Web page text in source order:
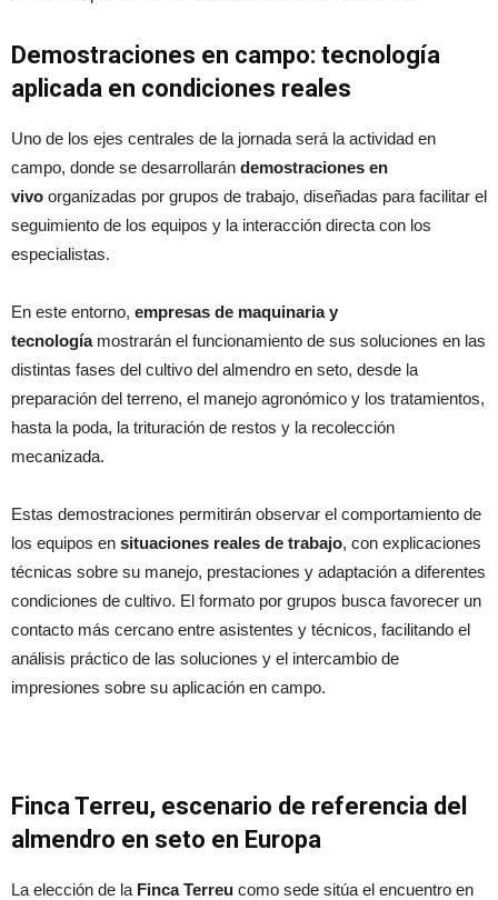
Demostraciones en campo: tecnología
aplicada en condiciones reales
Uno de los ejes centrales de la jornada será la actividad en
campo, donde se desarrollarán demostraciones en
vivo organizadas por grupos de trabajo, diseñadas para facilitar el
seguimiento de los equipos y la interacción directa con los
especialistas.
En este entorno, empresas de maquinaria y
tecnologíamostrarán el funcionamiento de sus soluciones en las
distintas fases del cultivo del almendro en seto, desde la
preparación del terreno, el manejo agronómico y los tratamientos,
hasta la poda, la trituración de restos y la recolección
mecanizada.
Estas demostraciones permitirán observar el comportamiento de
los equipos en situaciones reales de trabajo, con explicaciones
técnicas sobre su manejo, prestaciones y adaptación a diferentes
condiciones de cultivo. El formato por grupos busca favorecer un
contacto más cercano entre asistentes y técnicos, facilitando el
análisis práctico de las soluciones y el intercambio de
impresiones sobre su aplicación en campo.
Finca Terreu, escenario de referencia del
almendro en seto en Europa
La elección de la Finca Terreu como sede sitúa el encuentro en